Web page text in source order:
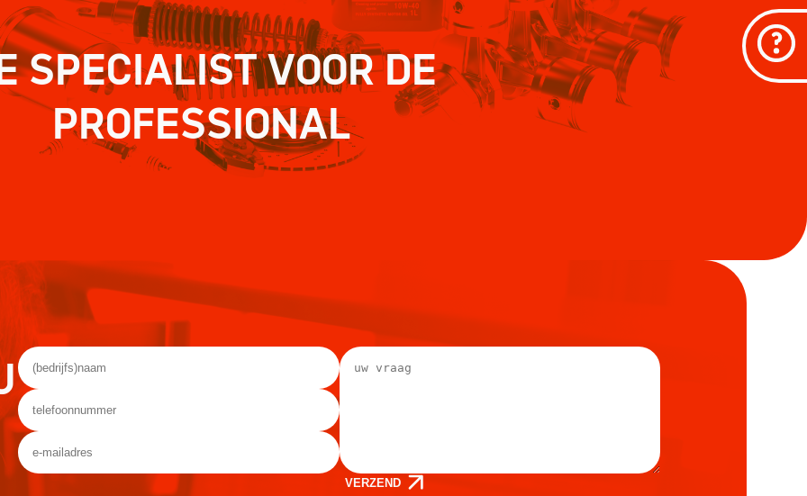
SPECIALIST VOOR DE
PROFESSIONAL
VERZEND